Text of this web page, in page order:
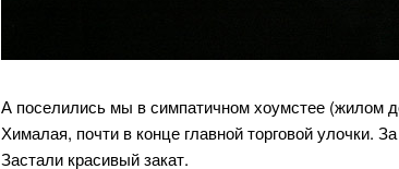
А поселились мы в симпатичном хоумстее (жилом
Хималая, почти в конце главной торговой улочки.
Застали красивый закат.